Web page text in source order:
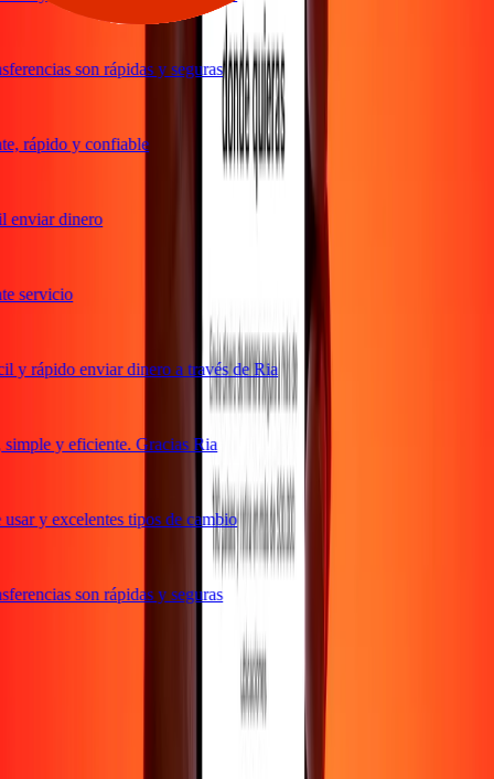
son rápidas y seguras
rápido y confiable
dinero
servicio
rápido enviar dinero a través de Ria
y eficiente. Gracias Ria
y excelentes tipos de cambio
son rápidas y seguras